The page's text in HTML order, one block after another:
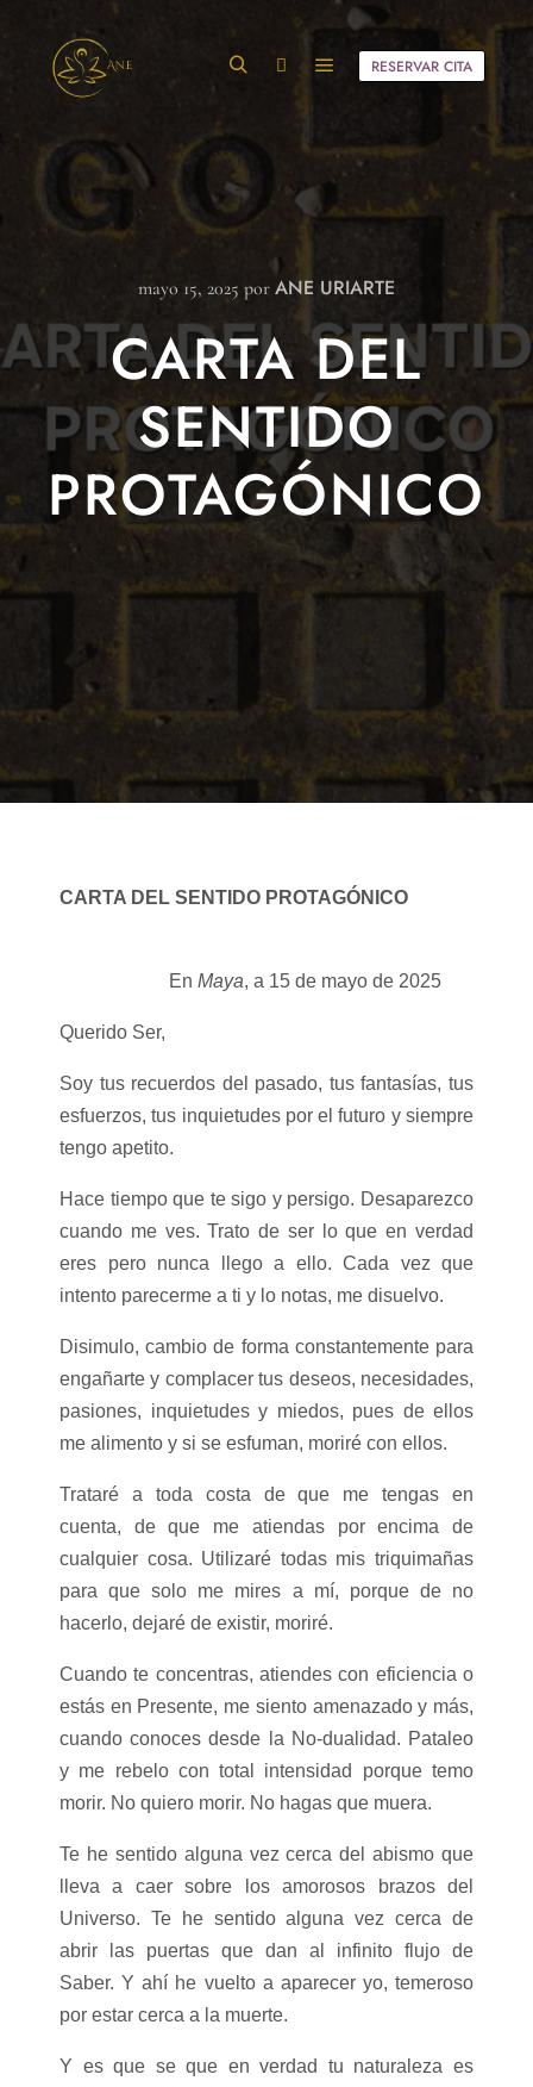
RESERVAR CITA
mayo 15, 2025 por ANE URIARTE
CARTA DEL
SENTIDO
PROTAGÓNICO
CARTA DEL SENTIDO PROTAGÓNICO
En Maya, a 15 de mayo de 2025
Querido Ser,
Soy tus recuerdos del pasado, tus fantasías, tus
esfuerzos, tus inquietudes por el futuro y siempre
tengo apetito.
Hace tiempo que te sigo y persigo. Desaparezco
cuando me ves. Trato de ser lo que en verdad
eres pero nunca llego a ello. Cada vez que
intento parecerme a ti y lo notas, me disuelvo.
Disimulo, cambio de forma constantemente para
engañarte y complacer tus deseos, necesidades,
pasiones, inquietudes y miedos, pues de ellos
me alimento y si se esfuman, moriré con ellos.
Trataré a toda costa de que me tengas en
cuenta, de que me atiendas por encima de
cualquier cosa. Utilizaré todas mis triquimañas
para que solo me mires a mí, porque de no
hacerlo, dejaré de existir, moriré.
Cuando te concentras, atiendes con eficiencia o
estás en Presente, me siento amenazado y más,
cuando conoces desde la No-dualidad. Pataleo
y me rebelo con total intensidad porque temo
morir. No quiero morir. No hagas que muera.
Te he sentido alguna vez cerca del abismo que
lleva a caer sobre los amorosos brazos del
Universo. Te he sentido alguna vez cerca de
abrir las puertas que dan al infinito flujo de
Saber. Y ahí he vuelto a aparecer yo, temeroso
por estar cerca a la muerte.
Y es que se que en verdad tu naturaleza es